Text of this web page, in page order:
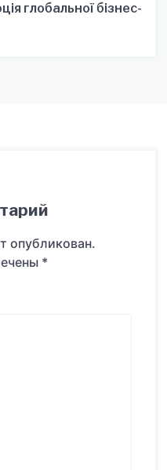
глобальної бізнес-
опубликован.
*